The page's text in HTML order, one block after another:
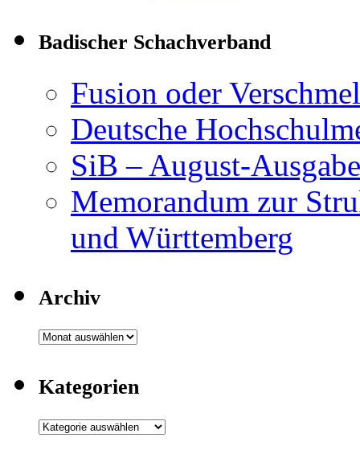
Badischer Schachverband
Fusion oder
Deutsche
SiB – August-Ausgabe
Memorandum zur
und Württemberg
Archiv
Archiv
Kategorien
Kategorien